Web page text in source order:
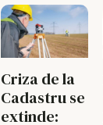
Criza de la
Cadastru se
extinde: